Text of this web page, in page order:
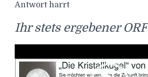
Antwort harrt
Ihr stets ergebener ORF
Player